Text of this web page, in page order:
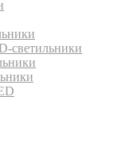
светильники